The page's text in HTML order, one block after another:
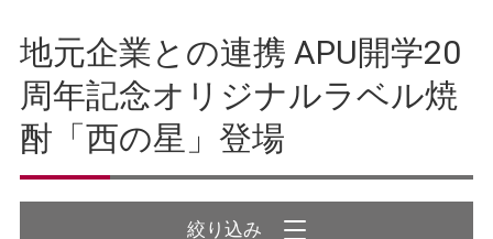
地元企業との連携 APU開学20
周年記念オリジナルラベル焼
酎「西の星」登場